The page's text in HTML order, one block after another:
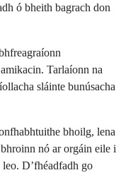
ó bheith bagrach don
Tarlaíonn na
sláinte bunúsacha
bhoilg, lena
nó ar orgáin eile i
D’fhéadfadh go